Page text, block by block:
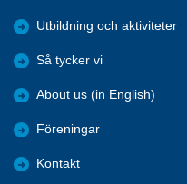
Utbildning och aktiviteter
Så tycker vi
About us (in English)
Föreningar
Kontakt